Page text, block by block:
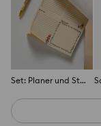
Set: Planer und Stift 2 pack Winnie the Pooh